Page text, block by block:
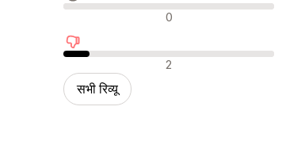
न्यूट्रल रिव्यू 0
नकारात्मक रिव्यू 2
सभी रिव्यू